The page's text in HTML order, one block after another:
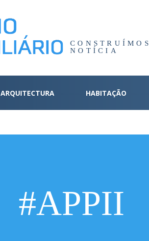
CONSTRUÍMOS
NOTÍCIA
ARQUITECTURA HABITAÇÃO
#APPII